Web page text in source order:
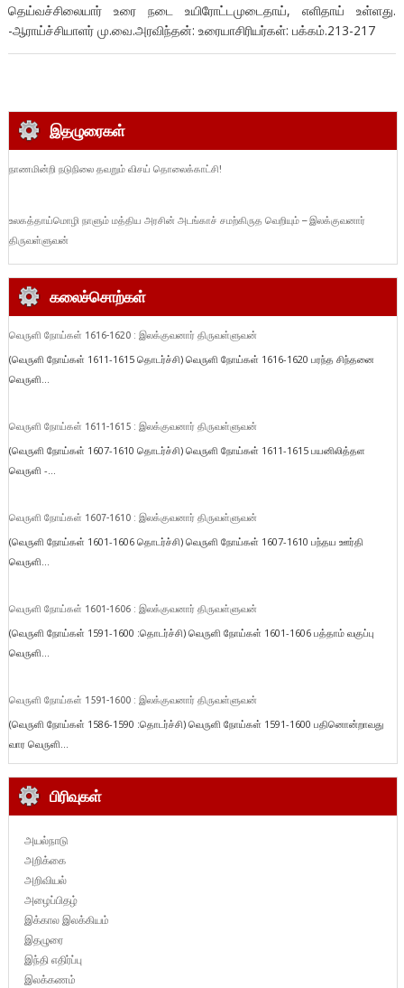
தெய்வச்சிலையார் உரை நடை உயிரோட்டமுடைதாய், எளிதாய் உள்ளது.
-ஆராய்ச்சியாளர் மு.வை.அரவிந்தன்: உரையாசிரியர்கள்: பக்கம்.213-217
இதழுரைகள்
நாணமின்றி நடுநிலை தவறும் விசய் தொலைக்காட்சி!
உலகத்தாய்மொழி நாளும் மத்திய அரசின் அடங்காச் சமற்கிருத வெறியும் – இலக்குவனார்
திருவள்ளுவன்
கலைச்சொற்கள்
வெருளி நோய்கள் 1616-1620 : இலக்குவனார் திருவள்ளுவன்
(வெருளி நோய்கள் 1611-1615 தொடர்ச்சி) வெருளி நோய்கள் 1616-1620 பரந்த சிந்தனை
வெருளி...
வெருளி நோய்கள் 1611-1615 : இலக்குவனார் திருவள்ளுவன்
(வெருளி நோய்கள் 1607-1610 தொடர்ச்சி) வெருளி நோய்கள் 1611-1615 பயனிலித்தள
வெருளி -...
வெருளி நோய்கள் 1607-1610 : இலக்குவனார் திருவள்ளுவன்
(வெருளி நோய்கள் 1601-1606 தொடர்ச்சி) வெருளி நோய்கள் 1607-1610 பந்தய ஊர்தி
வெருளி...
வெருளி நோய்கள் 1601-1606 : இலக்குவனார் திருவள்ளுவன்
(வெருளி நோய்கள் 1591-1600 :தொடர்ச்சி) வெருளி நோய்கள் 1601-1606 பத்தாம் வகுப்பு
வெருளி...
வெருளி நோய்கள் 1591-1600 : இலக்குவனார் திருவள்ளுவன்
(வெருளி நோய்கள் 1586-1590 :தொடர்ச்சி) வெருளி நோய்கள் 1591-1600 பதினொன்றாவது
வார வெருளி...
பிரிவுகள்
அயல்நாடு
அறிக்கை
அறிவியல்
அழைப்பிதழ்
இக்கால இலக்கியம்
இதழுரை
இந்தி எதிர்ப்பு
இலக்கணம்